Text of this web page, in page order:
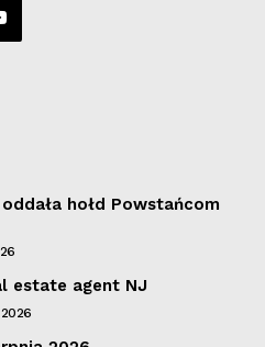
hołd Powstańcom
estate agent NJ